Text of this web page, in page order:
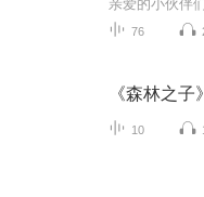
76
《森林之
10